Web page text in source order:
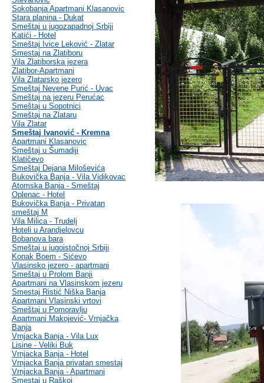
Sokobanja Apartmani Klasanovic
Stara planina - Dukat
Smeštaj u jugozapadnoj Srbiji
Katići - Hotel
Smeštaj Ivice Leković - Zlatar
Smestaj na Zlatiboru
Vila Zlatiborska jezera
Zlatibor-Apartmani
Vila Zlatarsko jezero
Smeštaj Nevene Purić - Uvac
Smeštaj na jezeru Perućac
Smeštaj u Sopotnici
Smeštaj na Zlataru
Vila Zlatar
Smeštaj Ivanović - Kremna
Apartmani Klasanovic
Smeštaj u Šumadiji
Klatičevo
Smeštaj Dejana Miloševića
Bukovička Banja - Vila Vidikovac
Atomska Banja - Smeštaj
Oplenac - Hotel
Bukovička Banja - Privatan
smeštaj M
Vila Milica - Trudelj
Hoteli u Arandjelovcu
Bobanova bara
Smeštaj u jugoistočnoj Srbiji
Konak Boem - Sićevo
Vlasinsko jezero - apartmani
Smeštaj u Prolom Banji
Apartmani na Vlasinskom jezeru
Smestaj Ristić Niška Banja
Apartmani Vlasinski vrtovi
Smeštaj u Pomoravlju
Apartmani Makojević- Vrnjačka
Banja
Vrnjacka Banja - Vila Lux
Lisine - Veliki Buk
Vrnjacka Banja - Hotel
Vrnjacka Banja privatan smestaj
Vrnjacka Banja - Apartmani
Smestaj u Raškoj